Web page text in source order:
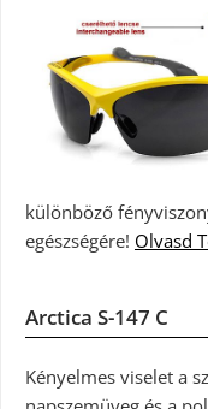
különböző
egészségére! Olvasd
Arctica S-147 C
Kényelmes viselet a